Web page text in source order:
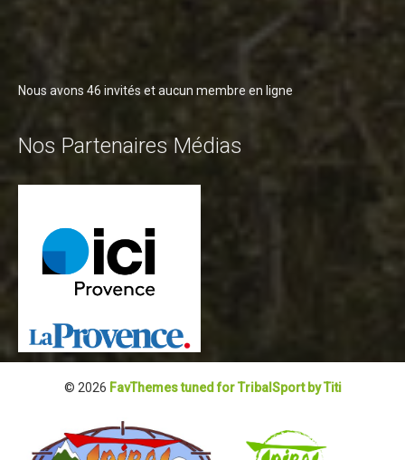
Nous avons 46 invités et aucun membre en ligne
Nos Partenaires Médias
© 2026 FavThemes tuned for TribalSport by Titi